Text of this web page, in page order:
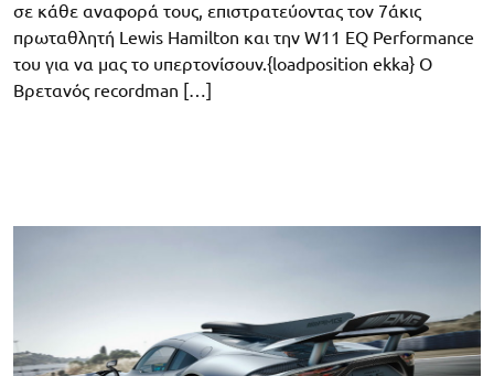
σε κάθε αναφορά τους, επιστρατεύοντας τον 7άκις
πρωταθλητή Lewis Hamilton και την W11 EQ Performance
του για να μας το υπερτονίσουν.{loadposition ekka} O
Βρετανός recordman […]